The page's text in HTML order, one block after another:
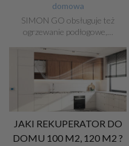
domowa
SIMON GO obsługuje też
ogrzewanie podłogowe,…
JAKI REKUPERATOR DO
DOMU 100 M2, 120 M2 ?